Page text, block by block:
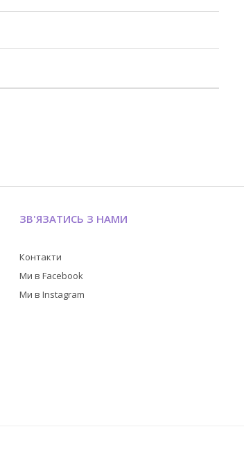
ЗВ'ЯЗАТИСЬ З НАМИ
Контакти
Ми в Facebook
Ми в Instagram